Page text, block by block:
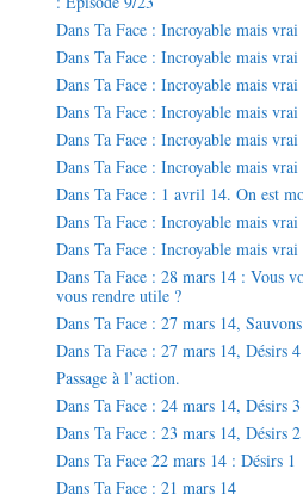
Dans Ta Face : Incroyable mais vrai
Dans Ta Face : Incroyable mais vrai
Dans Ta Face : Incroyable mais vrai
Dans Ta Face : Incroyable mais vrai
Dans Ta Face : Incroyable mais vrai
Dans Ta Face : Incroyable mais vrai
Dans Ta Face : 1 avril 14. On est
Dans Ta Face : Incroyable mais vrai
Dans Ta Face : Incroyable mais vrai
Dans Ta Face : 28 mars 14 : Vous
vous rendre utile ?
Dans Ta Face : 27 mars 14,
Dans Ta Face : 27 mars 14, Désirs
Passage à l’action.
Dans Ta Face : 24 mars 14, Désirs 3
Dans Ta Face : 23 mars 14, Désirs 2
Dans Ta Face 22 mars 14 : Désirs 1
Dans Ta Face : 21 mars 14